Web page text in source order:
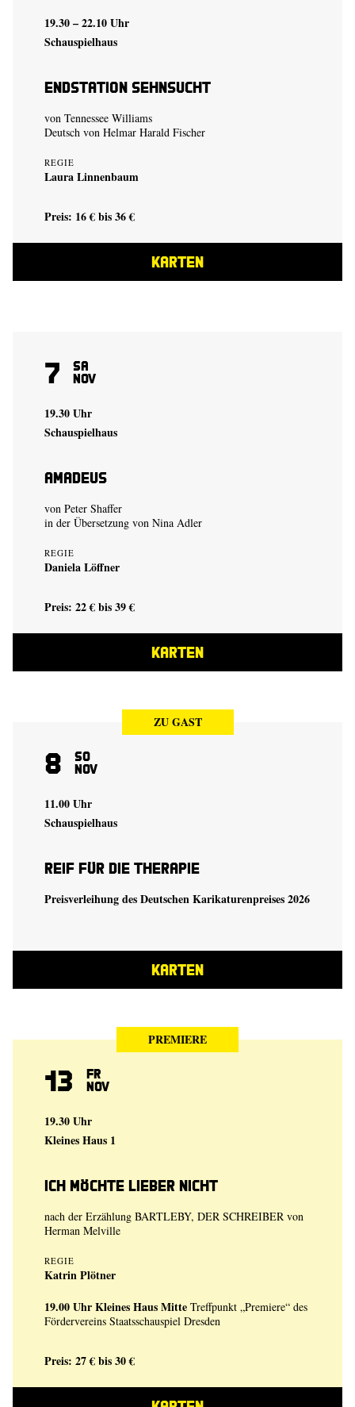
19.30 – 22.10 Uhr
Schauspielhaus
Endstation Sehnsucht
von Tennessee Williams
Deutsch von Helmar Harald Fischer
REGIE
Laura Linnenbaum
Preis: 16 € bis 36 €
KARTEN
7 Sa
Nov
19.30 Uhr
Schauspielhaus
Amadeus
von Peter Shaffer
in der Übersetzung von Nina Adler
REGIE
Daniela Löffner
Preis: 22 € bis 39 €
KARTEN
ZU GAST
8 So
Nov
11.00 Uhr
Schauspielhaus
Reif für die Therapie
Preisverleihung des Deutschen Karikaturenpreises 2026
KARTEN
PREMIERE
13 Fr
Nov
19.30 Uhr
Kleines Haus 1
Ich möchte lieber nicht
nach der Erzählung BARTLEBY, DER SCHREIBER von
Herman Melville
REGIE
Katrin Plötner
19.00 UhrKleines Haus Mitte Treffpunkt „Premiere“ des
Fördervereins Staatsschauspiel Dresden
Preis: 27 € bis 30 €